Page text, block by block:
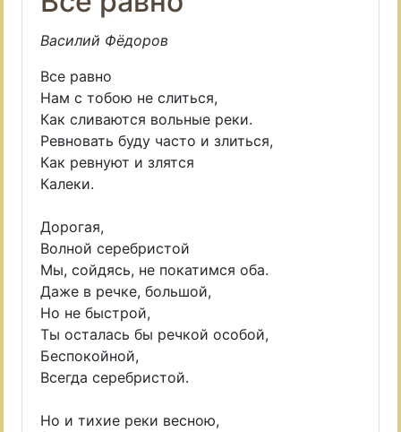
Василий Фёдоров
Все равно
Нам с тобою не слиться,
Как сливаются вольные реки.
Ревновать буду часто и злиться,
Как ревнуют и злятся
Калеки.
Дорогая,
Волной серебристой
Мы, сойдясь, не покатимся оба.
Даже в речке, большой,
Но не быстрой,
Ты осталась бы речкой особой,
Беспокойной,
Всегда серебристой.
Но и тихие реки весною,